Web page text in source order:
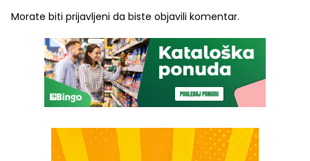
Morate biti prijavljeni da biste objavili komentar.